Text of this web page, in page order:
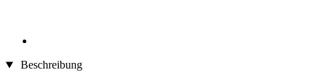
Beschreibung